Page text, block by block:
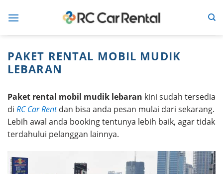
PAKET RENTAL MOBIL MUDIK
LEBARAN
Paket rental mobil mudik lebaran kini sudah tersedia
di RC Car Rent dan bisa anda pesan mulai dari sekarang.
Lebih awal anda booking tentunya lebih baik, agar tidak
terdahului pelanggan lainnya.